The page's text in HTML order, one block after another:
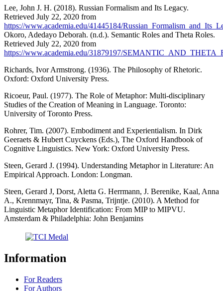
Lee, John J. H. (2018). Russian Formalism and Its Legacy.
Retrieved July 22, 2020 from
https://www.academia.edu/41445184/
Okoro, Adedayo Deborah. (n.d.). Semantic Roles and Theta Roles.
Retrieved July 22, 2020 from
https://www.academia.edu/31879197/
Richards, Ivor Armstrong. (1936). The Philosophy of Rhetoric.
Oxford: Oxford University Press.
Ricoeur, Paul. (1977). The Role of Metaphor: Multi-disciplinary
Studies of the Creation of Meaning in Language. Toronto:
University of Toronto Press.
Rohrer, Tim. (2007). Embodiment and Experientialism. In Dirk
Geeraets & Hubert Cuyckens (Eds.), The Oxford Handbook of
Cognitive Linguistics. New York: Oxford University Press.
Steen, Gerard J. (1994). Understanding Metaphor in Literature: An
Empirical Approach. London: Longman.
Steen, Gerard J, Dorst, Aletta G. Herrmann, J. Berenike, Kaal, Anna
A., Krennmayr, Tina, & Pasma, Trijntje. (2010). A Method for
Linguistic Metaphor Identification: From MIP to MIPVU.
Amsterdam & Philadelphia: John Benjamins
Information
For Readers
For Authors